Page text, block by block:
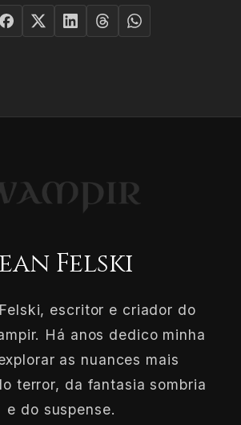
Felski
escritor e criador do
Há anos dedico minha
as nuances mais
terror, da fantasia sombria
e do suspense.